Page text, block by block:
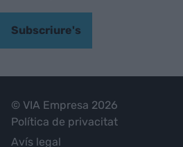
Subscriure's
© VIA Empresa 2026
Política de privacitat
Avís legal